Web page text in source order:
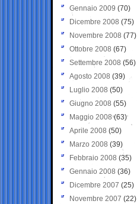
Gennaio 2009 (70)
Dicembre 2008 (75)
Novembre 2008 (77)
Ottobre 2008 (67)
Settembre 2008 (56)
Agosto 2008 (39)
Luglio 2008 (50)
Giugno 2008 (55)
Maggio 2008(63)
Aprile 2008 (50)
Marzo 2008 (39)
Febbraio 2008 (35)
Gennaio 2008 (36)
Dicembre 2007 (25)
Novembre 2007 (22)